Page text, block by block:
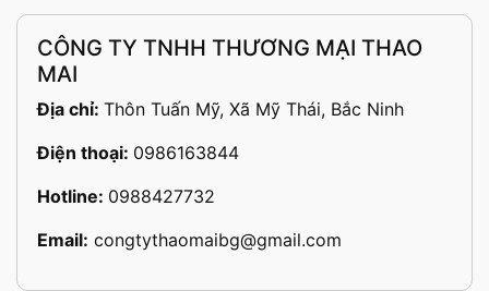
CÔNG TY TNHH THƯƠNG MẠI THAO
MAI
Địa chỉ: Thôn Tuấn Mỹ, Xã Mỹ Thái, Bắc Ninh
Điện thoại: 0986163844
Hotline: 0988427732
Email: congtythaomaibg@gmail.com